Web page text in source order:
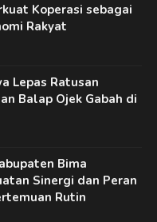
Koperasi sebagai
Rakyat
Lepas Ratusan
Balap Ojek Gabah di
Bima
Sinergi dan Peran
Rutin